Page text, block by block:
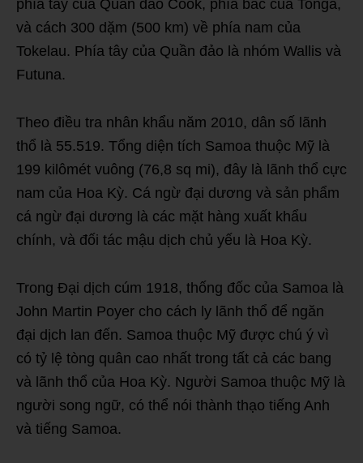
phía tây của Quần đảo Cook, phía bắc của Tonga,
và cách 300 dặm (500 km) về phía nam của
Tokelau. Phía tây của Quần đảo là nhóm Wallis và
Futuna.
Theo điều tra nhân khẩu năm 2010, dân số lãnh
thổ là 55.519. Tổng diện tích Samoa thuộc Mỹ là
199 kilômét vuông (76,8 sq mi), đây là lãnh thổ cực
nam của Hoa Kỳ. Cá ngừ đại dương và sản phẩm
cá ngừ đại dương là các mặt hàng xuất khẩu
chính, và đối tác mậu dịch chủ yếu là Hoa Kỳ.
Trong Đại dịch cúm 1918, thống đốc của Samoa là
John Martin Poyer cho cách ly lãnh thổ để ngăn
đại dịch lan đến. Samoa thuộc Mỹ được chú ý vì
có tỷ lệ tòng quân cao nhất trong tất cả các bang
và lãnh thổ của Hoa Kỳ. Người Samoa thuộc Mỹ là
người song ngữ, có thể nói thành thạo tiếng Anh
và tiếng Samoa.